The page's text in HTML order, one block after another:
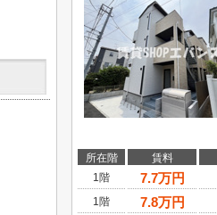
所在階 賃料
1階
7.7万円
1階
7.8万円